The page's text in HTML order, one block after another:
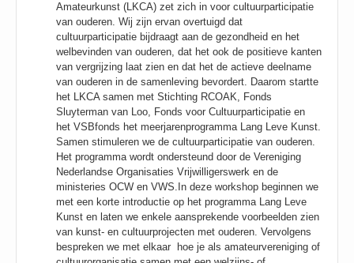
Amateurkunst (LKCA) zet zich in voor cultuurparticipatie
van ouderen. Wij zijn ervan overtuigd dat
cultuurparticipatie bijdraagt aan de gezondheid en het
welbevinden van ouderen, dat het ook de positieve kanten
van vergrijzing laat zien en dat het de actieve deelname
van ouderen in de samenleving bevordert. Daarom startte
het LKCA samen met Stichting RCOAK, Fonds
Sluyterman van Loo, Fonds voor Cultuurparticipatie en
het VSBfonds het meerjarenprogramma Lang Leve Kunst.
Samen stimuleren we de cultuurparticipatie van ouderen.
Het programma wordt ondersteund door de Vereniging
Nederlandse Organisaties Vrijwilligerswerk en de
ministeries OCW en VWS.In deze workshop beginnen we
met een korte introductie op het programma Lang Leve
Kunst en laten we enkele aansprekende voorbeelden zien
van kunst- en cultuurprojecten met ouderen. Vervolgens
bespreken we met elkaar hoe je als amateurvereniging of